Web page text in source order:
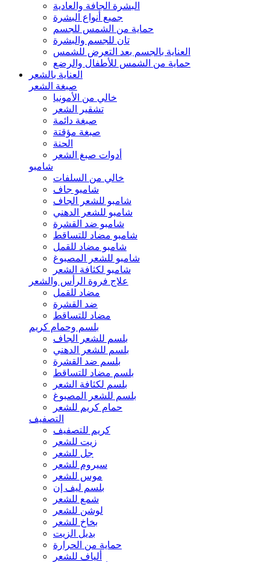
البشرة الجافة والعادية
جميع أنواع البشرة
حماية من الشمس للجسم
تان للجسم والبشرة
العناية بالجسم بعد التعرض للشمس
حماية من الشمس للأطفال والرضع
العناية بالشعر
صبغة الشعر
خالي من الأمونيا
تشقير الشعر
صبغة دائمة
صبغة مؤقتة
الحنة
أدوات صبغ الشعر
شامبو
خالي من السلفات
شامبو جاف
شامبو للشعر الجاف
شامبو للشعر الدهني
شامبو ضد القشرة
شامبو مضاد للتساقط
شامبو مضاد للقمل
شامبو للشعر المصبوغ
شامبو لكثافة الشعر
علاج فروة الرأس والشعر
مضاد للقمل
ضد القشرة
مضاد للتساقط
بلسم وحمام كريم
بلسم للشعر الجاف
بلسم للشعر الدهني
بلسم ضد القشرة
بلسم مضاد للتساقط
بلسم لكثافة الشعر
بلسم للشعر المصبوغ
حمام كريم للشعر
التصفيف
كريم للتصفيف
زيت للشعر
جل للشعر
سيروم للشعر
موس للشعر
بلسم ليف إن
شمع للشعر
لوشن للشعر
بخاخ للشعر
بديل الزيت
حماية من الحرارة
ألياف للشعر